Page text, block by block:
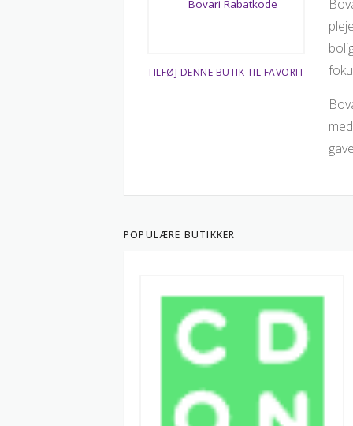
TILFØJ DENNE BUTIK TIL FAVORIT
POPULÆRE BUTIKKER